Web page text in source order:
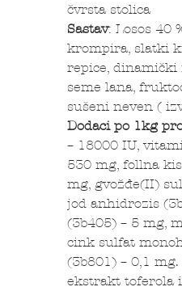
čvrsta stolica
Sastav: Losos 40
krompira, slatki
repice, dinamički
seme lana,
sušeni neven (
Dodaci po 1kg
– 18000 IU,
530 mg, follna
mg, gvožđe(II)
jod anhidrozis
(3b405) – 5 mg,
cink sulfat
(3b801) – 0,1 mg.
ekstrakt